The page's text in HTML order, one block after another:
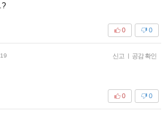
0
0
신고 | 공감 확인
0
0